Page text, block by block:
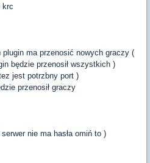
krc
ma przenosić nowych graczy (
będzie przenosił wszystkich )
jest potrzbny port )
przenosił graczy
nie ma hasła omiń to )